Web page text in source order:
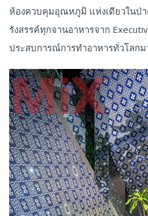
ห้องควบคุมอุณหภูมิ แห่งเดียวในป่
รังสรรค์ทุกจานอาหารจาก
ประสบการณ์การทำอาหารทั่วโลกม